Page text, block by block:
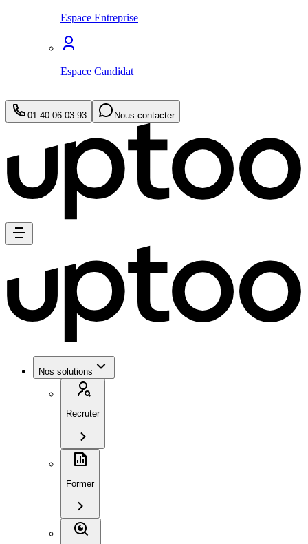
Espace Entreprise
Espace Candidat
01 40 06 03 93 Nous contacter
Nos solutions
Recruter
Former